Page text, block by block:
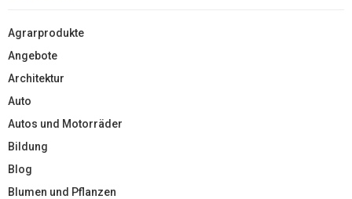
Agrarprodukte
Angebote
Architektur
Auto
Autos und Motorräder
Bildung
Blog
Blumen und Pflanzen